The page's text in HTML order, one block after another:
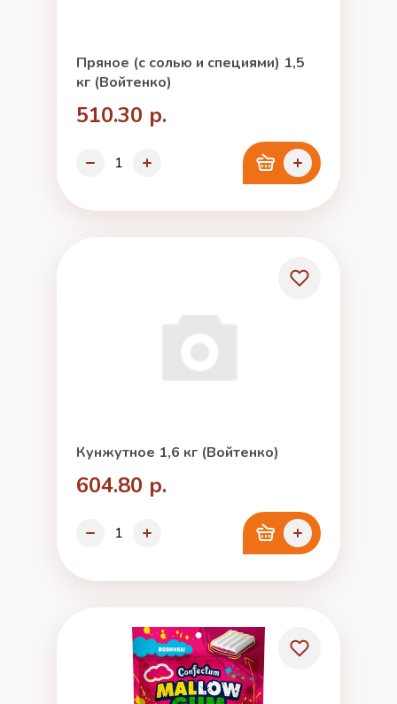
Пряное (с солью и специями) 1,5
кг (Войтенко)
510.30 р.
Кунжутное 1,6 кг (Войтенко)
604.80 р.